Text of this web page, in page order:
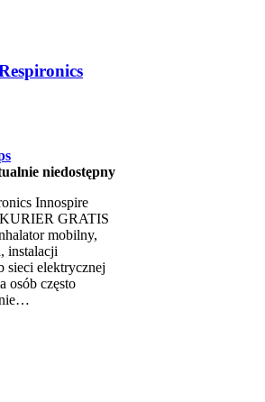
niedostępny
Innospire
GRATIS
mobilny,
instalacji
sieci elektrycznej
osób często